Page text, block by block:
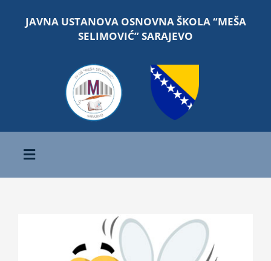
JAVNA USTANOVA OSNOVNA ŠKOLA “MEŠA
SELIMOVIĆ” SARAJEVO
Toggle
Navigation
O školi